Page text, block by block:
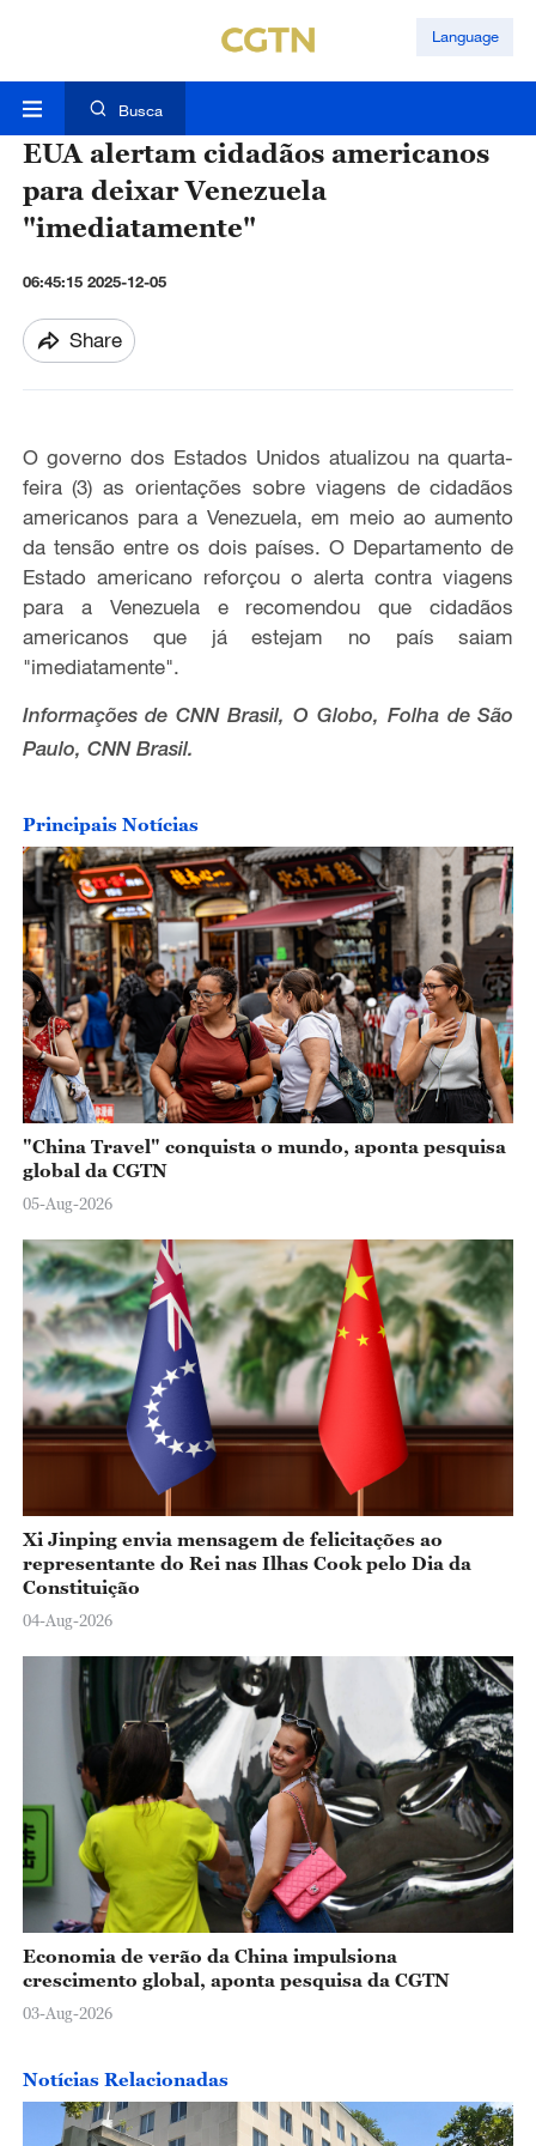
Language
Busca
EUA alertam cidadãos americanos
para deixar Venezuela
"imediatamente"
06:45:15 2025-12-05
Share
O governo dos Estados Unidos atualizou na quarta-
feira (3) as orientações sobre viagens de cidadãos
americanos para a Venezuela, em meio ao aumento
da tensão entre os dois países. O Departamento de
Estado americano reforçou o alerta contra viagens
para a Venezuela e recomendou que cidadãos
americanos que já estejam no país saiam
"imediatamente".
Informações de CNN Brasil, O Globo, Folha de São
Paulo, CNN Brasil.
Principais Notícias
"China Travel" conquista o mundo, aponta pesquisa
global da CGTN
05-Aug-2026
Xi Jinping envia mensagem de felicitações ao
representante do Rei nas Ilhas Cook pelo Dia da
Constituição
04-Aug-2026
Economia de verão da China impulsiona
crescimento global, aponta pesquisa da CGTN
03-Aug-2026
Notícias Relacionadas